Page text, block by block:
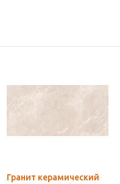
Гранит керамический